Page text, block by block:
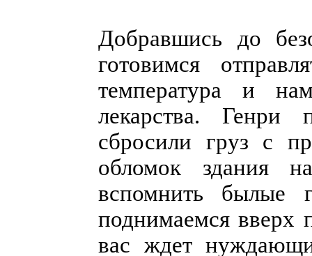
Добравшись до
готовимся
температура и
лекарства. Генри
сбросили груз с
обломок здания
вспомнить былые
поднимаемся вверх
вас ждет